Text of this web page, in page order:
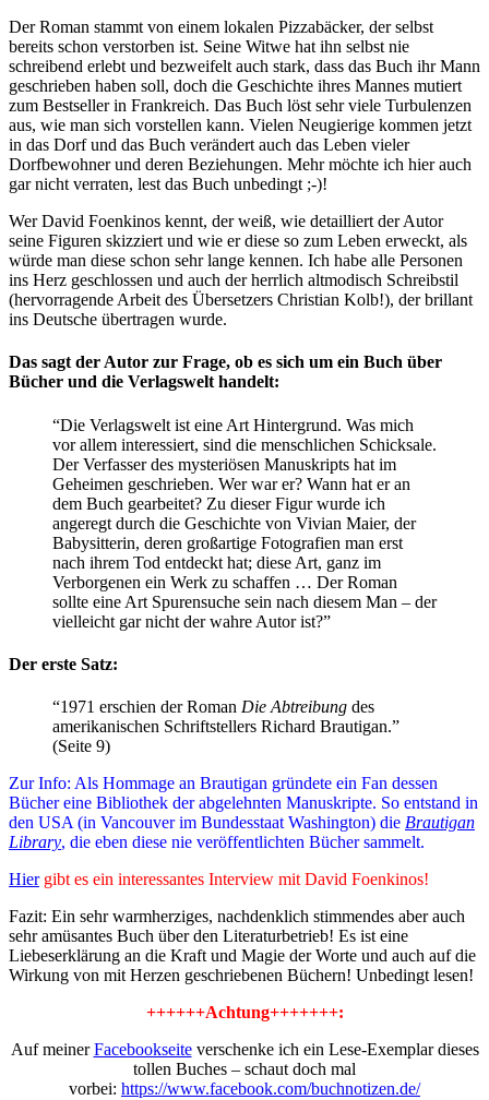
Der Roman stammt von einem lokalen Pizzabäcker, der selbst
bereits schon verstorben ist. Seine Witwe hat ihn selbst nie
schreibend erlebt und bezweifelt auch stark, dass das Buch ihr Mann
geschrieben haben soll, doch die Geschichte ihres Mannes mutiert
zum Bestseller in Frankreich. Das Buch löst sehr viele Turbulenzen
aus, wie man sich vorstellen kann. Vielen Neugierige kommen jetzt
in das Dorf und das Buch verändert auch das Leben vieler
Dorfbewohner und deren Beziehungen. Mehr möchte ich hier auch
gar nicht verraten, lest das Buch unbedingt ;-)!
Wer David Foenkinos kennt, der weiß, wie detailliert der Autor
seine Figuren skizziert und wie er diese so zum Leben erweckt, als
würde man diese schon sehr lange kennen. Ich habe alle Personen
ins Herz geschlossen und auch der herrlich altmodisch Schreibstil
(hervorragende Arbeit des Übersetzers Christian Kolb!), der brillant
ins Deutsche übertragen wurde.
Das sagt der Autor zur Frage, ob es sich um ein Buch über
Bücher und die Verlagswelt handelt:
“Die Verlagswelt ist eine Art Hintergrund. Was mich
vor allem interessiert, sind die menschlichen Schicksale.
Der Verfasser des mysteriösen Manuskripts hat im
Geheimen geschrieben. Wer war er? Wann hat er an
dem Buch gearbeitet? Zu dieser Figur wurde ich
angeregt durch die Geschichte von Vivian Maier, der
Babysitterin, deren großartige Fotografien man erst
nach ihrem Tod entdeckt hat; diese Art, ganz im
Verborgenen ein Werk zu schaffen … Der Roman
sollte eine Art Spurensuche sein nach diesem Man – der
vielleicht gar nicht der wahre Autor ist?”
Der erste Satz:
“1971 erschien der Roman Die Abtreibung des
amerikanischen Schriftstellers Richard Brautigan.”
(Seite 9)
Zur Info: Als Hommage an Brautigan gründete ein Fan dessen
Bücher eine Bibliothek der abgelehnten Manuskripte. So entstand in
den USA (in Vancouver im Bundesstaat Washington) die Brautigan
Library, die eben diese nie veröffentlichten Bücher sammelt.
Hiergibt es ein interessantes Interview mit David Foenkinos!
Fazit: Ein sehr warmherziges, nachdenklich stimmendes aber auch
sehr amüsantes Buch über den Literaturbetrieb! Es ist eine
Liebeserklärung an die Kraft und Magie der Worte und auch auf die
Wirkung von mit Herzen geschriebenen Büchern! Unbedingt lesen!
++++++Achtung+++++++:
Auf meinerFacebookseiteverschenke ich ein Lese-Exemplar dieses
tollen Buches – schaut doch mal
vorbei: https://www.facebook.com/buchnotizen.de/